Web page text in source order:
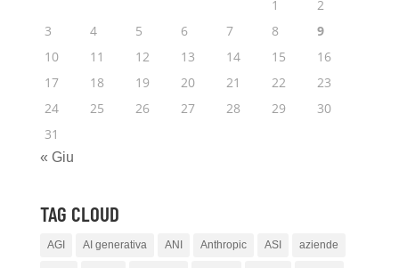
1
2
3
4 5 6 7 8
9
10
11 12 13 14 15
16
17
18 19 20 21 22
23
24
25 26 27 28 29
30
31
« Giu
TAG CLOUD
AGI AI generativa ANI Anthropic ASI aziende